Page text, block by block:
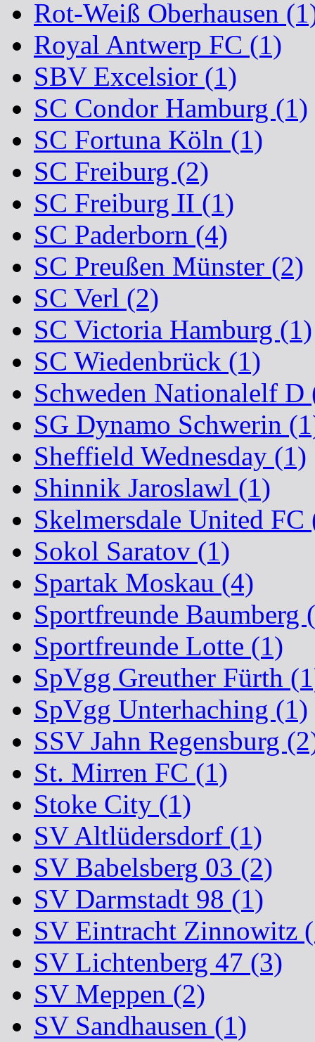
Rot-Weiß Oberhausen
Royal Antwerp FC (1)
SBV Excelsior (1)
SC Condor Hamburg (1)
SC Fortuna Köln (1)
SC Freiburg (2)
SC Freiburg II (1)
SC Paderborn (4)
SC Preußen Münster (2)
SC Verl (2)
SC Victoria Hamburg (1)
SC Wiedenbrück (1)
Schweden Nationalelf D
SG Dynamo Schwerin
Sheffield Wednesday (1)
Shinnik Jaroslawl (1)
Skelmersdale United FC
Sokol Saratov (1)
Spartak Moskau (4)
Sportfreunde Baumberg
Sportfreunde Lotte (1)
SpVgg Greuther Fürth
SpVgg Unterhaching (1)
SSV Jahn Regensburg
St. Mirren FC (1)
Stoke City (1)
SV Altlüdersdorf (1)
SV Babelsberg 03 (2)
SV Darmstadt 98 (1)
SV Eintracht Zinnowitz
SV Lichtenberg 47 (3)
SV Meppen (2)
SV Sandhausen (1)